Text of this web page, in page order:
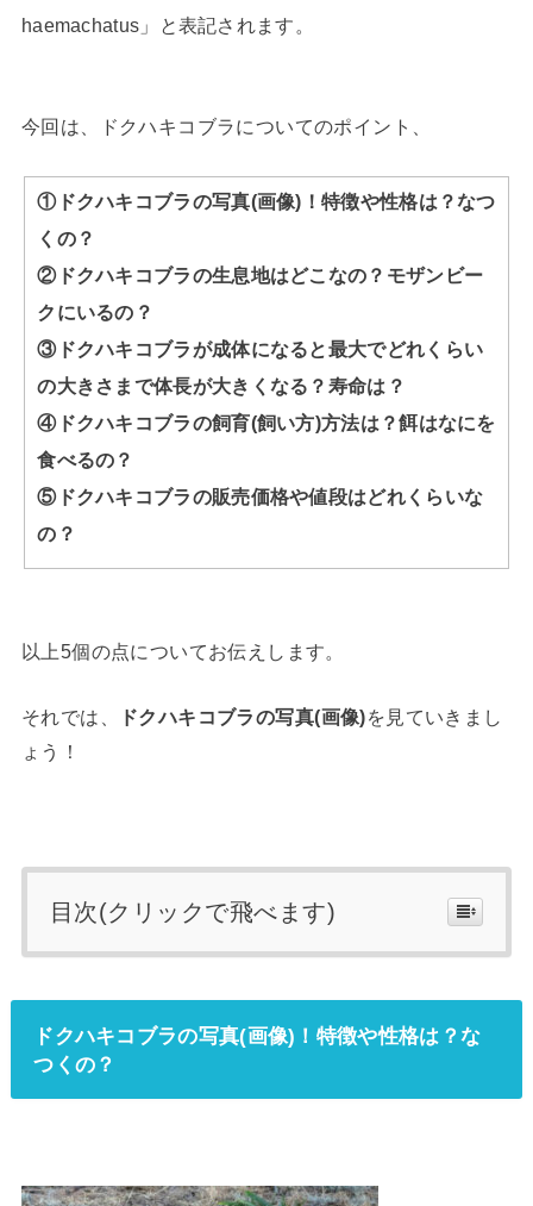
haemachatus」と表記されます。
今回は、ドクハキコブラについてのポイント、
①ドクハキコブラの写真(画像)！特徴や性格は？なつ
くの？
②ドクハキコブラの生息地はどこなの？モザンビー
クにいるの？
③ドクハキコブラが成体になると最大でどれくらい
の大きさまで体長が大きくなる？寿命は？
④ドクハキコブラの飼育(飼い方)方法は？餌はなにを
食べるの？
⑤ドクハキコブラの販売価格や値段はどれくらいな
の？
以上5個の点についてお伝えします。
それでは、 ドクハキコブラの写真(画像)を見ていきまし
ょう！
目次(クリックで飛べます)
ドクハキコブラの写真(画像)！特徴や性格は？な
つくの？